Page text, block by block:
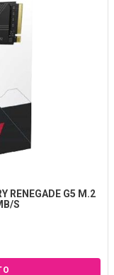
RENEGADE G5 M.2
S